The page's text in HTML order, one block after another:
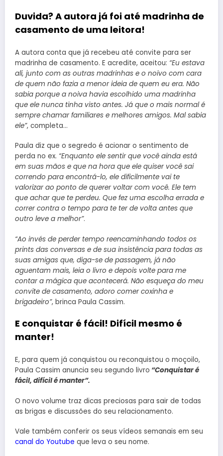
Duvida? A autora já foi até madrinha de
casamento de uma leitora!
A autora conta que já recebeu até convite para ser
madrinha de casamento. E acredite, aceitou: “Eu estava
alí, junto com as outras madrinhas e o noivo com cara
de quem não fazia a menor ideia de quem eu era. Não
sabia porque a noiva havia escolhido uma madrinha
que ele nunca tinha visto antes. Já que o mais normal é
sempre chamar familiares e melhores amigos. Mal sabia
ele”, completa…
Paula diz que o segredo é acionar o sentimento de
perda no ex. “Enquanto ele sentir que você ainda está
em suas mãos e que na hora que ele quiser você sai
correndo para encontrá-lo, ele dificilmente vai te
valorizar ao ponto de querer voltar com você. Ele tem
que achar que te perdeu. Que fez uma escolha errada e
correr contra o tempo para te ter de volta antes que
outro leve a melhor”.
“Ao invés de perder tempo reencaminhando todos os
prints das conversas e de sua insistência para todas as
suas amigas que, diga-se de passagem, já não
aguentam mais, leia o livro e depois volte para me
contar a mágica que acontecerá. Não esqueça do meu
convite de casamento, adoro comer coxinha e
brigadeiro”, brinca Paula Cassim.
E conquistar é fácil! Difícil mesmo é
manter!
E, para quem já conquistou ou reconquistou o moçoilo,
Paula Cassim anuncia seu segundo livro “Conquistar é
fácil, difícil é manter”.
O novo volume traz dicas preciosas para sair de todas
as brigas e discussões do seu relacionamento.
Vale também conferir os seus vídeos semanais em seu
canal do Youtube que leva o seu nome.